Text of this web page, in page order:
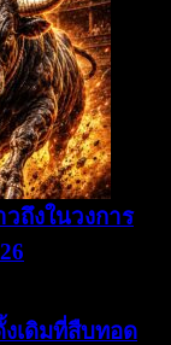
ถึงในวงการ
เดิมที่สืบทอด